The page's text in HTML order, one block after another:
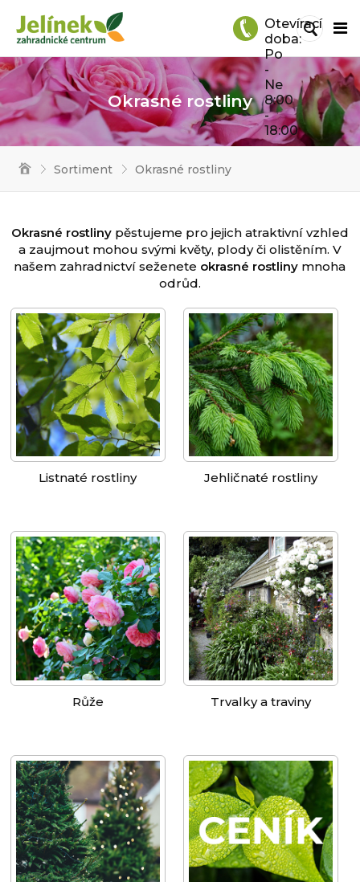
Otevírací
doba:
Po
-
Ne
8:00
-
18:00
Okrasné rostliny
Sortiment Okrasné rostliny
Okrasné rostlinypěstujeme pro jejich atraktivní vzhled
a zaujmout mohou svými květy, plody či olistěním. V
našem zahradnictví seženete okrasné rostliny mnoha
odrůd.
Listnaté rostliny Jehličnaté rostliny
Růže Trvalky a traviny